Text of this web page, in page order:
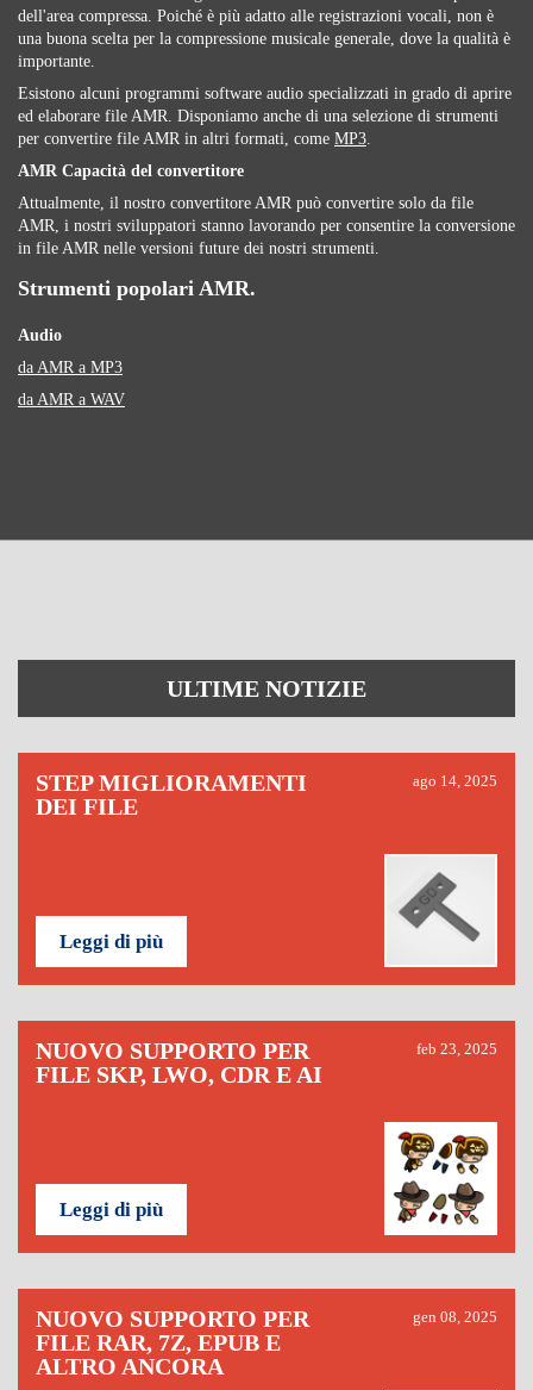
dell'area compressa. Poiché è più adatto alle registrazioni vocali, non è
una buona scelta per la compressione musicale generale, dove la qualità è
importante.
Esistono alcuni programmi software audio specializzati in grado di aprire
ed elaborare file AMR. Disponiamo anche di una selezione di strumenti
per convertire file AMR in altri formati, come MP3.
AMR Capacità del convertitore
Attualmente, il nostro convertitore AMR può convertire solo da file
AMR, i nostri sviluppatori stanno lavorando per consentire la conversione
in file AMR nelle versioni future dei nostri strumenti.
Strumenti popolari AMR.
Audio
da AMR a MP3
da AMR a WAV
ULTIME NOTIZIE
STEP MIGLIORAMENTI
DEI FILE
ago 14, 2025
Leggi di più
NUOVO SUPPORTO PER
FILE SKP, LWO, CDR E AI
feb 23, 2025
Leggi di più
NUOVO SUPPORTO PER
FILE RAR, 7Z, EPUB E
ALTRO ANCORA
gen 08, 2025